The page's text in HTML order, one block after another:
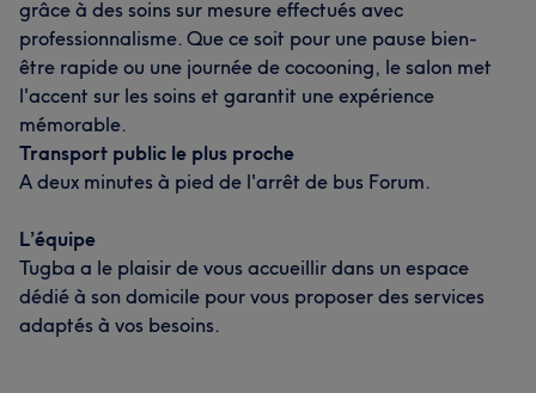
grâce à des soins sur mesure effectués avec
professionnalisme. Que ce soit pour une pause bien-
être rapide ou une journée de cocooning, le salon met
l'accent sur les soins et garantit une expérience
mémorable.
Transport public le plus proche
A deux minutes à pied de l'arrêt de bus Forum.
L’équipe
Tugba a le plaisir de vous accueillir dans un espace
dédié à son domicile pour vous proposer des services
adaptés à vos besoins.